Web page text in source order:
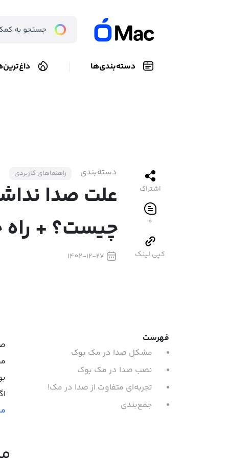
دسته‌بندی‌ها
دسته‌بندی راهنماهای کاربردی
علت صدا
چیست؟ +
1402-12-27
اشتراک
۰
کپی لینک
فهرست
مشکل صدا در مک بوک
نصب صدا در مک بوک
تجربه‌ای متفاوت از صدا در مک!
جمع‌بندی